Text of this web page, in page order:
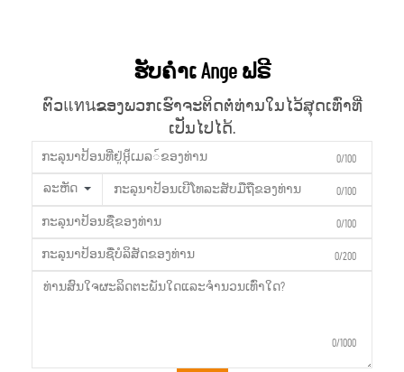
ຮັບຄຳເ Ange ຟຣີ
ຕົວแทนຂອງພວກເຮົາຈະຕິດຕໍ່ທ່ານໃນໄວ້ສຸດເທົ່າທີ່
ເປັນໄປໄດ້.
0/100
ລະຫັດ 0/100
0/100
0/200
0/1000